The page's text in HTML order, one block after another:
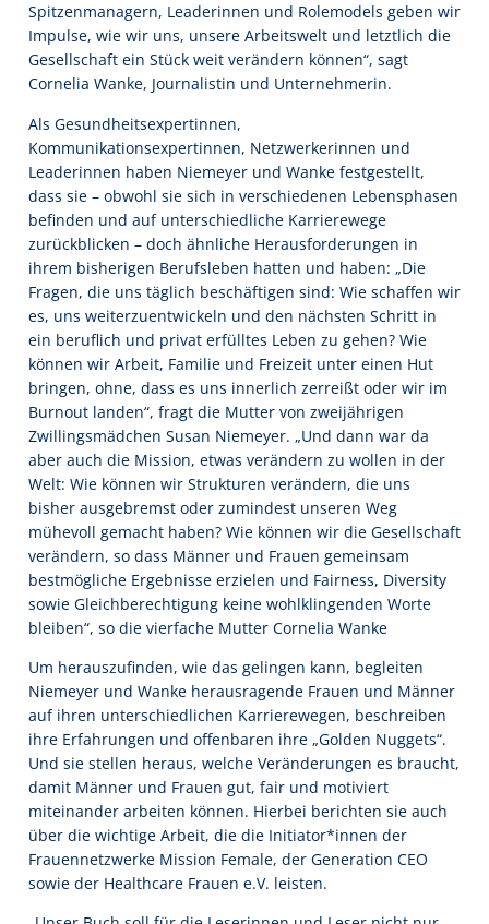
Spitzenmanagern, Leaderinnen und Rolemodels geben wir
Impulse, wie wir uns, unsere Arbeitswelt und letztlich die
Gesellschaft ein Stück weit verändern können“, sagt
Cornelia Wanke, Journalistin und Unternehmerin.
Als Gesundheitsexpertinnen,
Kommunikationsexpertinnen, Netzwerkerinnen und
Leaderinnen haben Niemeyer und Wanke festgestellt,
dass sie – obwohl sie sich in verschiedenen Lebensphasen
befinden und auf unterschiedliche Karrierewege
zurückblicken – doch ähnliche Herausforderungen in
ihrem bisherigen Berufsleben hatten und haben: „Die
Fragen, die uns täglich beschäftigen sind: Wie schaffen wir
es, uns weiterzuentwickeln und den nächsten Schritt in
ein beruflich und privat erfülltes Leben zu gehen? Wie
können wir Arbeit, Familie und Freizeit unter einen Hut
bringen, ohne, dass es uns innerlich zerreißt oder wir im
Burnout landen“, fragt die Mutter von zweijährigen
Zwillingsmädchen Susan Niemeyer. „Und dann war da
aber auch die Mission, etwas verändern zu wollen in der
Welt: Wie können wir Strukturen verändern, die uns
bisher ausgebremst oder zumindest unseren Weg
mühevoll gemacht haben? Wie können wir die Gesellschaft
verändern, so dass Männer und Frauen gemeinsam
bestmögliche Ergebnisse erzielen und Fairness, Diversity
sowie Gleichberechtigung keine wohlklingenden Worte
bleiben“, so die vierfache Mutter Cornelia Wanke
Um herauszufinden, wie das gelingen kann, begleiten
Niemeyer und Wanke herausragende Frauen und Männer
auf ihren unterschiedlichen Karrierewegen, beschreiben
ihre Erfahrungen und offenbaren ihre „Golden Nuggets“.
Und sie stellen heraus, welche Veränderungen es braucht,
damit Männer und Frauen gut, fair und motiviert
miteinander arbeiten können. Hierbei berichten sie auch
über die wichtige Arbeit, die die Initiator*innen der
Frauennetzwerke Mission Female, der Generation CEO
sowie der Healthcare Frauen e.V. leisten.